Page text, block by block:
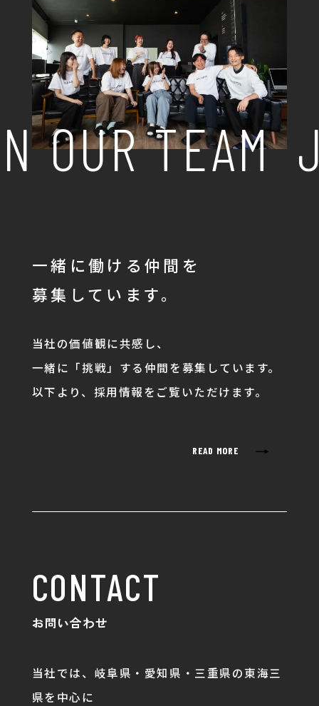
OUR TEAM
一緒に働ける仲間を
募集しています。
当社の価値観に共感し、
一緒に「挑戦」する仲間を募集しています。
以下より、採用情報をご覧いただけます。
READ MORE →
CONTACT
お問い合わせ
当社では、岐阜県・愛知県・三重県の東海三
県を中心に